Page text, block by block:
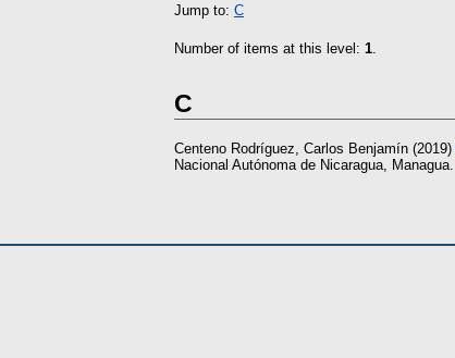
Jump to: C
Number of items at this level: 1
C
Centeno Rodríguez, Carlos Benjamín (2019)
Nacional Autónoma de Nicaragua, Managua.